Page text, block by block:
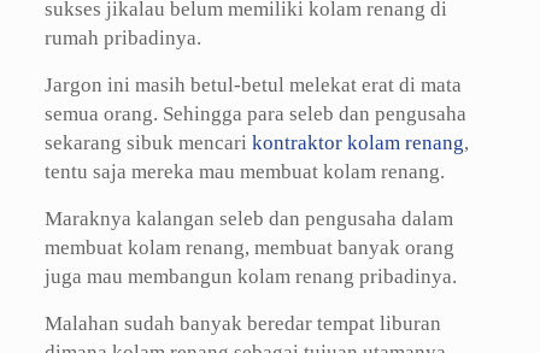
sukses jikalau belum memiliki kolam renang di
rumah pribadinya.
Jargon ini masih betul-betul melekat erat di mata
semua orang. Sehingga para seleb dan pengusaha
sekarang sibuk mencari kontraktor kolam renang,
tentu saja mereka mau membuat kolam renang.
Maraknya kalangan seleb dan pengusaha dalam
membuat kolam renang, membuat banyak orang
juga mau membangun kolam renang pribadinya.
Malahan sudah banyak beredar tempat liburan